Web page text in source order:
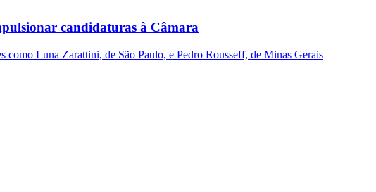
candidaturas à Câmara
como Luna Zarattini, de São Paulo, e Pedro Rousseff, de Minas Gerais